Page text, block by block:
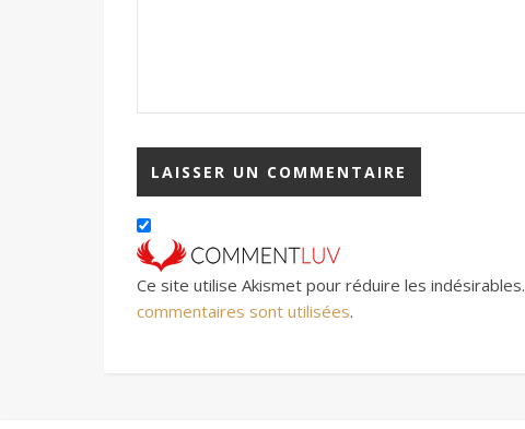
Ce site utilise Akismet pour réduire les indésirables.
commentaires sont utilisées.